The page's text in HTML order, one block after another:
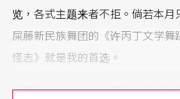
览，各式主题来者不拒。倘若本月
屎藤新民族舞团的《许丙丁文学
怪志》就是我的首选。
舞团自成立以来，作品多从府城在